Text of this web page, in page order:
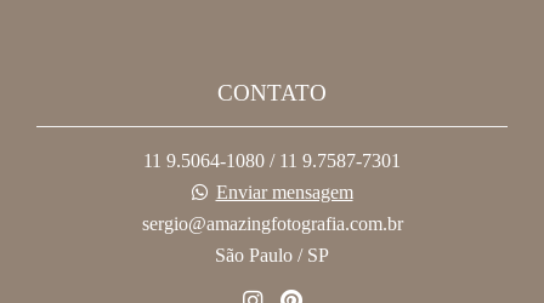
CONTATO
11 9.5064-1080 / 11 9.7587-7301
Enviar mensagem
sergio@amazingfotografia.com.br
São Paulo / SP